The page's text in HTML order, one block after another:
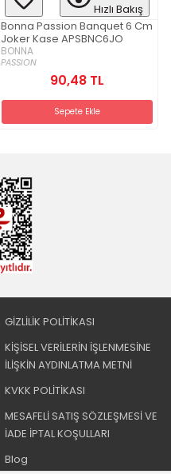
Hızlı Bakış
Bonna Passion Banquet 6 Cm
Joker Kase APSBNC6JO
BONNA
PASSION
90,48 TL
Sepete Ekle
GİZLİLİK POLİTİKASI
KİŞİSEL VERİLERİN İŞLENMESİNE
İLİŞKİN AYDINLATMA METNİ
KVKK POLİTİKASI
MESAFELİ SATIŞ SÖZLEŞMESİ VE
İADE İPTAL KOŞULLARI
Blog